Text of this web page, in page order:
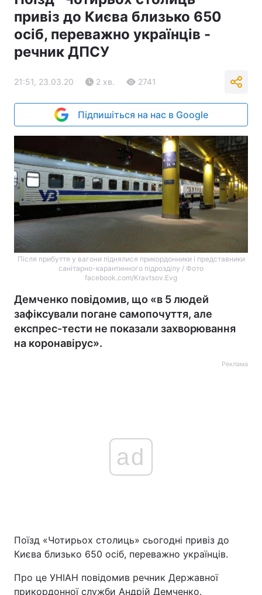
привіз до Києва близько 650
осіб, переважно українців -
речник ДПСУ
21:51, 23.03.20 2 хв. 2741
Підпишіться на нас в Google
Після прибуття у вагони піднялися прикордонники і представники
санітарно-карантинного підрозділу / Фото
facebook.com/Kravtsov.Evg
Демченко повідомив, що «в 5 людей
зафіксували погане самопочуття, але
експрес-тести не показали захворювання
на коронавірус».
Реклама
ad
Поїзд «Чотирьох столиць» сьогодні привіз до
Києва близько 650 осіб, переважно українців.
Про це УНІАН повідомив речник Державної
прикордонної служби Андрій Демченко.